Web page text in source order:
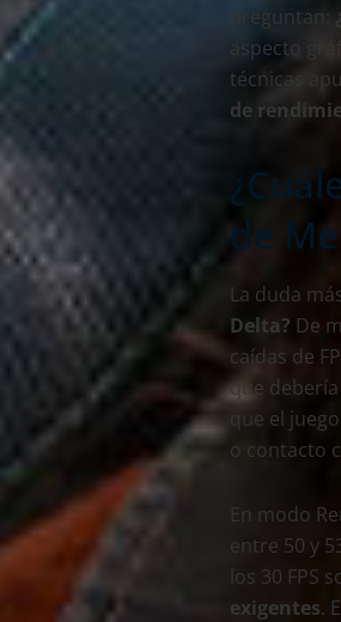
preguntan:
aspecto
técnicas
de
de
La duda
Delta? De
caídas de
que
que el
o contacto
En modo
entre 50 y
los 30 FPS
exigentes.